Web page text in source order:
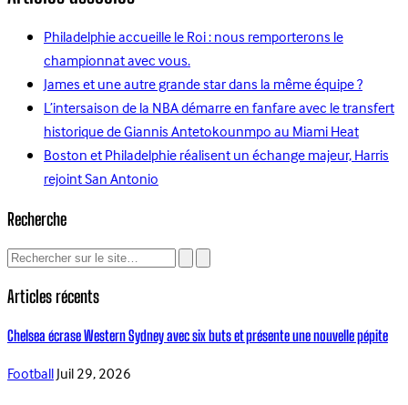
Philadelphie accueille le Roi : nous remporterons le
championnat avec vous.
James et une autre grande star dans la même équipe ?
L’intersaison de la NBA démarre en fanfare avec le transfert
historique de Giannis Antetokounmpo au Miami Heat
Boston et Philadelphie réalisent un échange majeur, Harris
rejoint San Antonio
Recherche
Articles récents
Chelsea écrase Western Sydney avec six buts et présente une nouvelle pépite
FootballJuil 29, 2026